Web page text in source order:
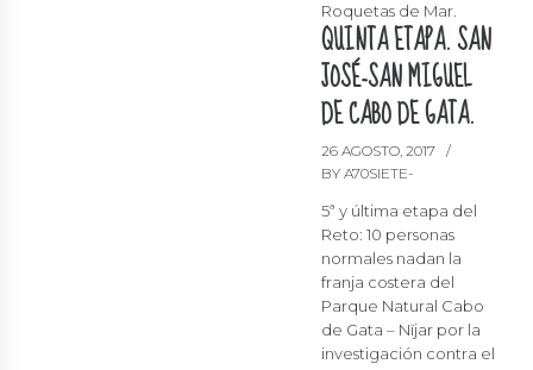
Roquetas de Mar.
QUINTA ETAPA. SAN
JOSÉ-SAN MIGUEL
DE CABO DE GATA.
26 AGOSTO, 2017
BY A70SIETE-
5ª y última etapa del
Reto: 10 personas
normales nadan la
franja costera del
Parque Natural Cabo
de Gata – Nïjar por la
investigación contra el